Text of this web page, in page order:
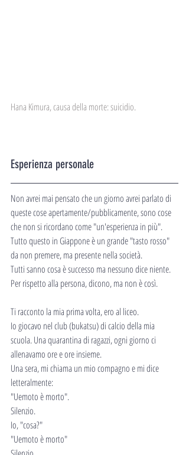
Hana Kimura, causa della morte: suicidio.
Esperienza personale
Non avrei mai pensato che un giorno avrei parlato di
queste cose apertamente/pubblicamente, sono cose
che non si ricordano come "un'esperienza in più".
Tutto questo in Giappone è un grande "tasto rosso"
da non premere, ma presente nella società.
Tutti sanno cosa è successo ma nessuno dice niente.
Per rispetto alla persona, dicono, ma non è così.
Ti racconto la mia prima volta, ero al liceo.
Io giocavo nel club (bukatsu) di calcio della mia
scuola. Una quarantina di ragazzi, ogni giorno ci
allenavamo ore e ore insieme.
Una sera, mi chiama un mio compagno e mi dice
letteralmente:
"Uemoto è morto".
Silenzio.
Io, "cosa?"
"Uemoto è morto"